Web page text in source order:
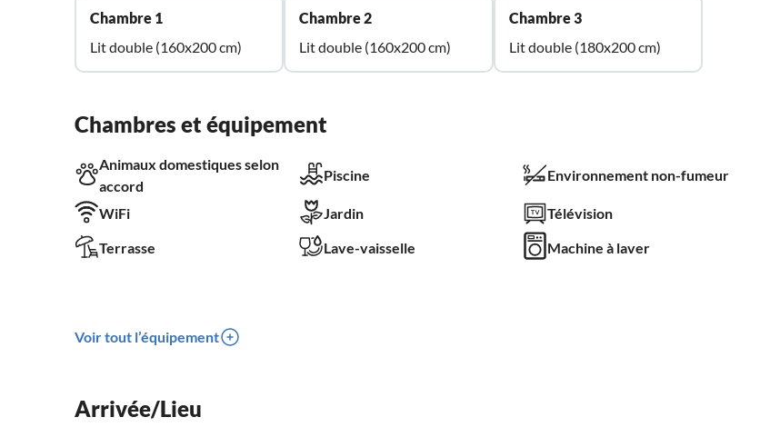
Chambre 1
Lit double (160x200 cm)
Chambre 2
Lit double (160x200 cm)
Chambre 3
Lit double (180x200 cm)
Chambres et équipement
Animaux domestiques selon
accord
Piscine Environnement non-fumeur
WiFi Jardin
Télévision
Terrasse
Lave-vaisselle Machine à laver
Voir tout l’équipement
Arrivée/Lieu